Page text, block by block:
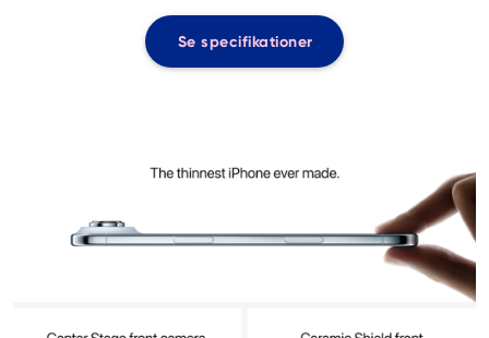
Se specifikationer